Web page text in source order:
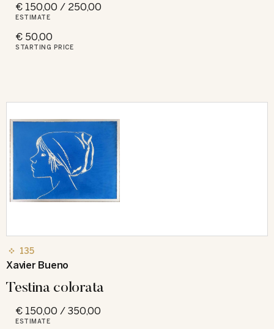
€ 150,00 / 250,00
ESTIMATE
€ 50,00
STARTING PRICE
135
Xavier Bueno
Testina colorata
€ 150,00 / 350,00
ESTIMATE